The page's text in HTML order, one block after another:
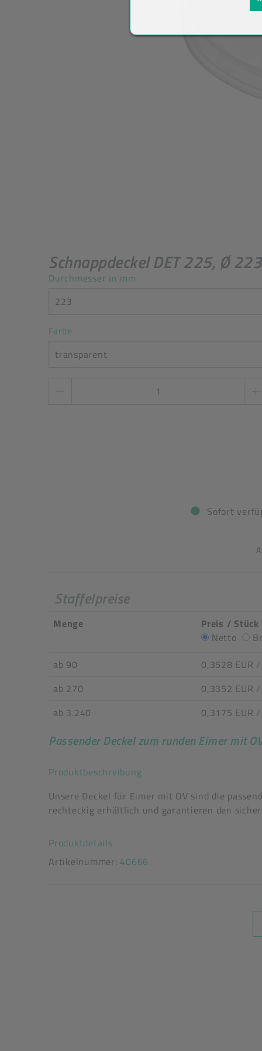
Schnappdeckel DET 225, Ø
Durchmesser in mm
223
Farbe
transparent
Sofort
Staffelpreise
Menge
Preis / Stück
Netto
ab 90
0,3528 EUR /
ab 270
0,3352 EUR /
ab 3.240
0,3175 EUR /
Passender Deckel zum runden Eimer mit
Produktbeschreibung
Unsere Deckel für Eimer mit OV sind die
rechteckig erhältlich und garantieren den
Produktdetails
Art der verpackten Lebensmittel: fette
festverschließend: Ja
flüssigkeitsdicht: Ja
Artikelnummer: 40666